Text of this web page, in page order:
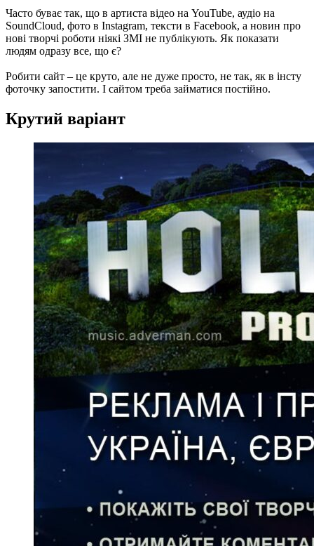
Часто буває так, що в артиста відео на YouTube, аудіо на
SoundCloud, фото в Instagram, тексти в Facebook, а новин про
нові творчі роботи ніякі ЗМІ не публікують. Як показати
людям одразу все, що є?
Робити сайт – це круто, але не дуже просто, не так, як в інсту
фоточку запостити. І сайтом треба займатися постійно.
Крутий варіант